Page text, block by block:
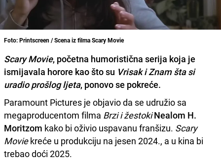
Foto: Printscreen / Scena iz filma Scary Movie
Scary Movie, početna humoristična serija koja je
ismijavala horore kao što su Vrisak i Znam šta si
uradio prošlog ljeta, ponovo se pokreće.
Paramount Pictures je objavio da se udružio sa
megaproducentom filma Brzi i žestoki Nealom H.
Moritzom kako bi oživio uspavanu franšizu. Scary
Moviekreće u produkciju na jesen 2024., a u kina bi
trebao doći 2025.